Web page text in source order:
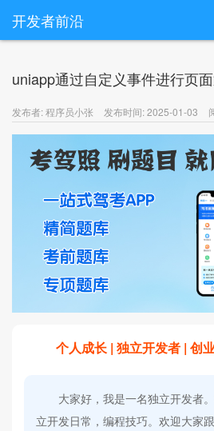
开发者前沿
uniapp通过自定义事件进行页
发布者: 程序员小张 发布时间: 2025-01-03
个人成长 | 独立开发者 | 创
大家好，我是一名独立开发者
立开发日常，编程技巧。欢迎大家